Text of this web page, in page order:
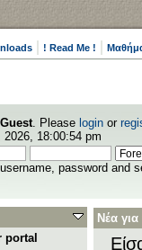
! Read Me !
Guest. Please login or
2026, 18:00:54 pm
password and
portal
Νέα